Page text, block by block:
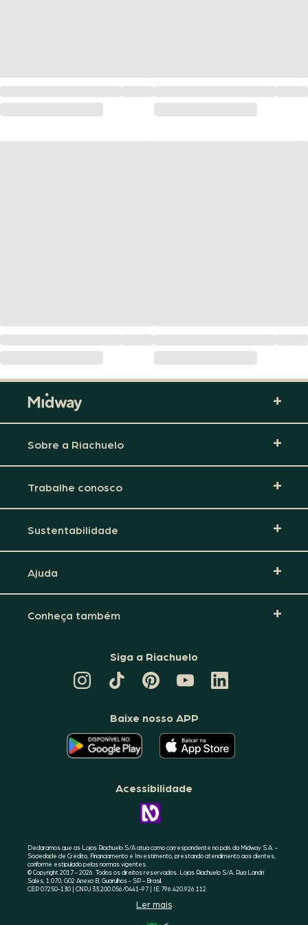
Sobre a Riachuelo
Trabalhe conosco
Sustentabilidade
Ajuda
Conheça também
Siga a Riachuelo
TIKTOK
DA
PINTEREST
DA
CANAL
DA
RIACHUELO
LINKEDIN
DA
Baixe nosso APP
O
APLICATIVO
DA
RIACHUELO
GOOGLE
O
APLICATIVO
DA
RIACHUELO
Acessibilidade
CONHEÇA
A
Declaramos que as Lojas Riachuelo S/A atua como correspondente no país da Midway S.A. -
Sociedade de Crédito, Financiamento e Investimento, prestando atendimento aos clientes,
conforme estipulado pelas normas vigentes.
© Copyright 2017 - 2026. Todos os direitos reservados. Lojas Riachuelo S/A. Rua Landri
Sales, 1.070, G02 Anexo B, Guarulhos - SP - Brasil.
CEP 07250-130 | CNPJ 33.200.056/0441-97 | IE 796.420.926.112.
Ler mais